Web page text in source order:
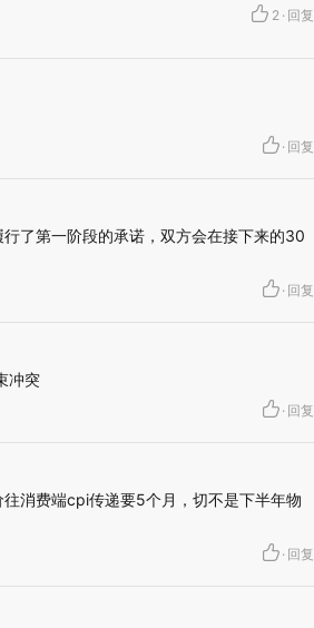
2 · 回复
· 回复
了第一阶段的承诺，双方会在接下来的30
· 回复
冲突
· 回复
消费端cpi传递要5个月，切不是下半年物
· 回复